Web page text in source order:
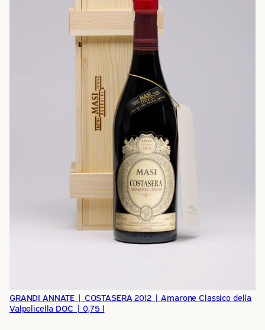
GRANDI ANNATE | COSTASERA 2012 | Amarone Classico della
Valpolicella DOC | 0,75 l